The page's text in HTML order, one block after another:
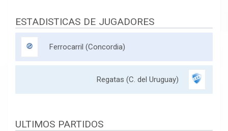
ESTADISTICAS DE JUGADORES
Ferrocarril (Concordia)
Regatas (C. del Uruguay)
ULTIMOS PARTIDOS